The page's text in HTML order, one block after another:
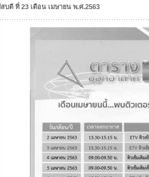
บดี ที่ 23 เดือน เมษายน พ.ศ.2563